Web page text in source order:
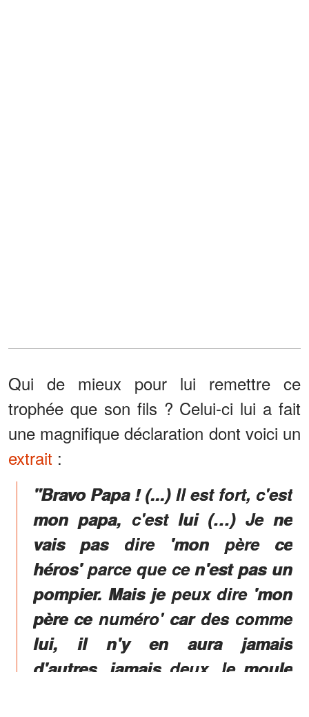
Qui de mieux pour lui remettre ce
trophée que son fils ? Celui-ci lui a fait
une magnifique déclaration dont voici un
extrait :
"Bravo Papa ! (...) Il est fort, c'est
mon papa, c'est lui (…) Je ne
vais pas dire 'mon père ce
héros' parce que ce n'est pas un
pompier. Mais je peux dire 'mon
père ce numéro' car des comme
lui, il n'y en aura jamais
d'autres, jamais deux, le moule